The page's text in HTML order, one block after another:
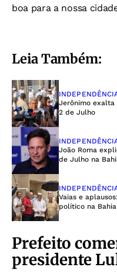
boa para a nossa
Leia Também:
Jerônimo exalta
2 de Julho
João Roma
de Julho na
Vaias e
político na Bahia
Prefeito
presidente